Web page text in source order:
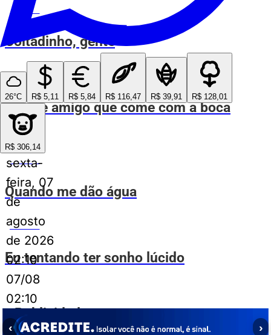
26°C R$ 5,11 R$ 5,84 R$ 116,47 R$ 39,91 R$ 128,01
R$ 306,14
sexta-
feira, 07
de
agosto
de 2026
02:10
07/08
02:10
‹ ›
ESPIA AÍ
Coitadinho, gente
ESPIA AÍ
Aquele amigo que come com a boca
aberta
ESPIA AÍ
Quando me dão água
ESPIA AÍ
Eu tentando ter sonho lúcido
Publicidade